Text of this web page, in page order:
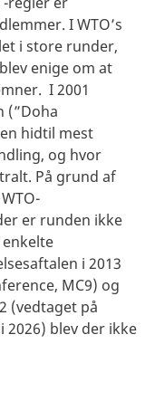
I WTO’s
i store runder,
enige om at
I 2001
(”Doha
hidtil mest
og hvor
På grund af
er runden ikke
i 2013
MC9) og
(vedtaget på
2026) blev der ikke